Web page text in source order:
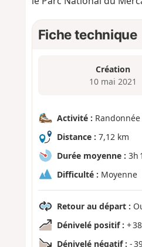
Fiche technique
Création
10 mai 2021
Activité :
Distance : 7,12 km
Durée moyenne : 3h
Difficulté : Moyenne
Retour au départ :
Dénivelé positif : +
Dénivelé négatif : -